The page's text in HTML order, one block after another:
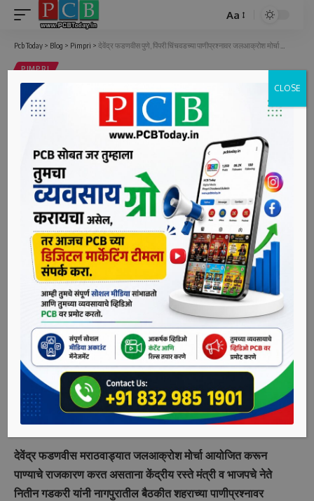
Font
Resizer
Aa
Pcb Today > Blog > Pimpri > देवेंद्र फडणवीस पुणे, पिंपरी चिंचवडच्या पाणीप्रश्नावर जलआक्रोश मोर्चा काढणार का ?
PIMPRI
देवेंद्र फडणवीस पुणे, पिंपरी चिंचवडच्या
पाणीप्रश्नावर जलआक्रोश मोर्चा काढणार का
Last updated: June 17, 2022 4:14 pm
bpcauthor
2 Min Read
पिंपरी, दि. १७ (पीसीबी) – औरंगाबाद व जालन्यातील पाणीप्रश्नावर
जलआक्रोश मोर्चा काढणारे विरोधी पक्षनेते देवेंद्र फडणवीस सोलापूर,
पुणे, पिंपरी चिंचवडसारख्या भाजपशासित महापालिकांमधील
पाणीप्रश्नावर जलआक्रोश मोर्चा काढण्याचे धाडस दाखवणार का, असा
सवाल या शहरांमध्ये पाणी टंचाईचे चटके सोसणारे नागरिक व राजकीय
पक्ष करत आहेत. पिंपरी चिंचवड शहरातील हाऊसिंग सोसायट्या टँकरची
बिले भरून पिंपळे सौदागर, पिंपळे गुरव, वाकड, रहाटणी, रावेत, मोशीचे
दोन लाख कुटुंब त्रस्त आहेत. या महापावलिकेत भाजपाची सत्ता
असताना पाच वर्षांत त्यांना पाणी प्रश्न सोडविता आलेला नाही.
देवेंद्र फडणवीस मराठवाड्यात जलआक्रोश मोर्चा आयोजित करून
पाण्याचे राजकारण करत असताना केंद्रीय रस्ते मंत्री व भाजपचे नेते
नितीन गडकरी यांनी नागपुरातील बैठकीत शहराच्या पाणीप्रश्नावर
CLOSE